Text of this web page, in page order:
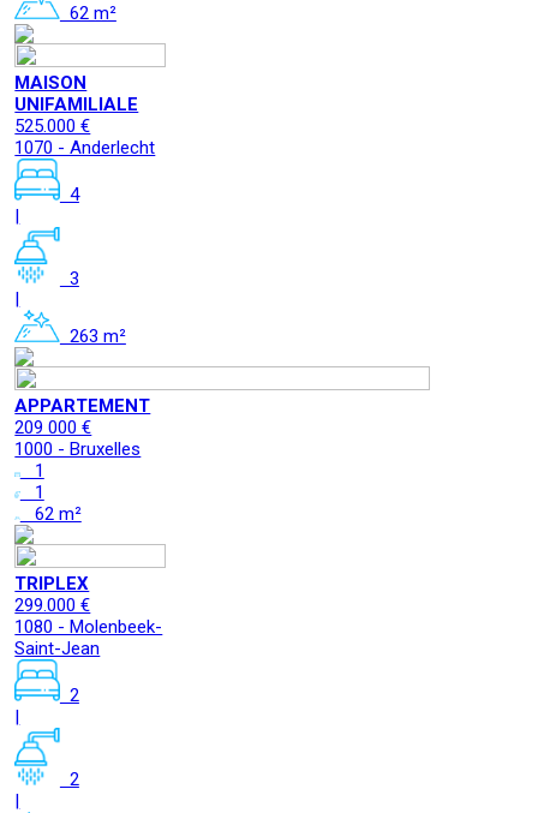
62 m²
MAISON
UNIFAMILIALE
525.000 €
1070 - Anderlecht
4
|
3
263 m²
APPARTEMENT
209 000 €
1000 - Bruxelles
1
1
62 m²
TRIPLEX
299.000 €
1080 - Molenbeek-
Saint-Jean
2
|
2
|